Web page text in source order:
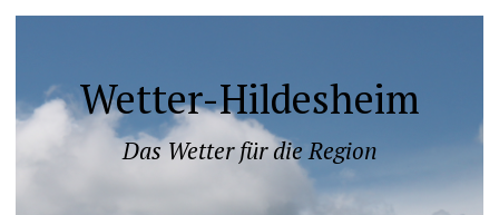
Wetter-Hildesheim
Das Wetter für die Region